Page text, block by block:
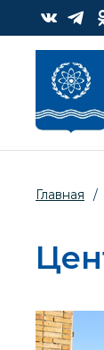
Главная /